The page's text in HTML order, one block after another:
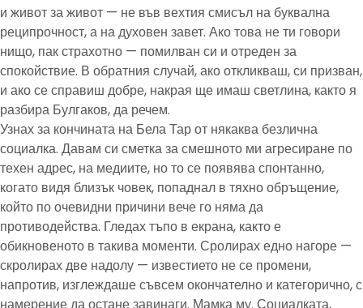
и живот за живот — не във вехтия смисъл на буквална
реципрочност, а на духовен завет. Ако това не ти говори
нищо, пак страхотно — помилван си и отреден за
спокойствие. В обратния случай, ако откликваш, си призван,
и ако се справиш добре, накрая ще имаш светлина, както я
разбира Булгаков, да речем.
Узнах за кончината на Бела Тар от някаква безлична
социалка. Давам си сметка за смешното ми агресиране по
техен адрес, на медиите, но то се появява спонтанно,
когато видя близък човек, попаднал в тяхно обръщение,
който по очевидни причини вече го няма да
противодейства. Гледах тъпо в екрана, както е
обикновеното в такива моменти. Сролирах едно нагоре —
скролирах две надолу — известието не се промени,
напротив, изглеждаше съвсем окончателно и категорично, с
намерение да остане завинаги. Мамка му. Социалката,